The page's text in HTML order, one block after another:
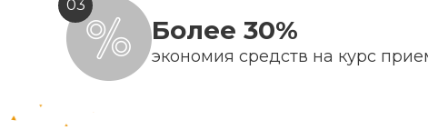
03
Более 30%
экономия средств на курс